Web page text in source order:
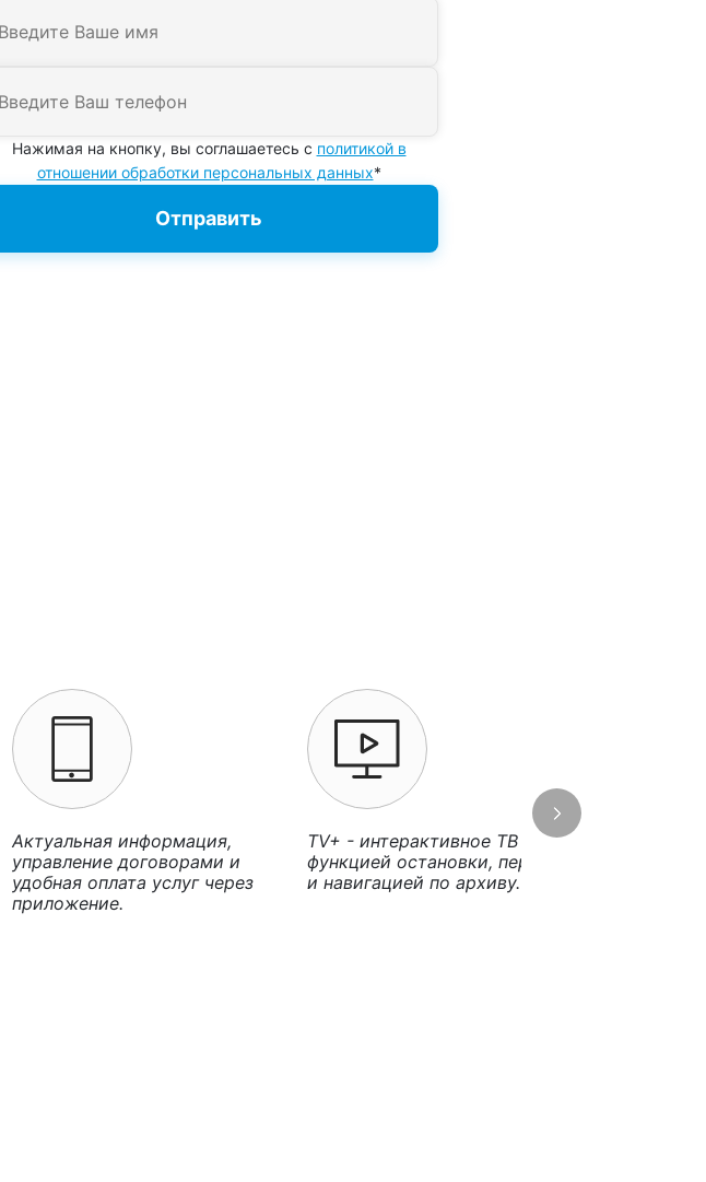
Нажимая на кнопку, вы соглашаетесь с политикой в
отношении обработки персональных данных*
Актуальная информация,
управление договорами и
удобная оплата услуг через
приложение.
TV+ - интерактивное ТВ c
функцией остановки, перемотки
и навигацией по архиву.